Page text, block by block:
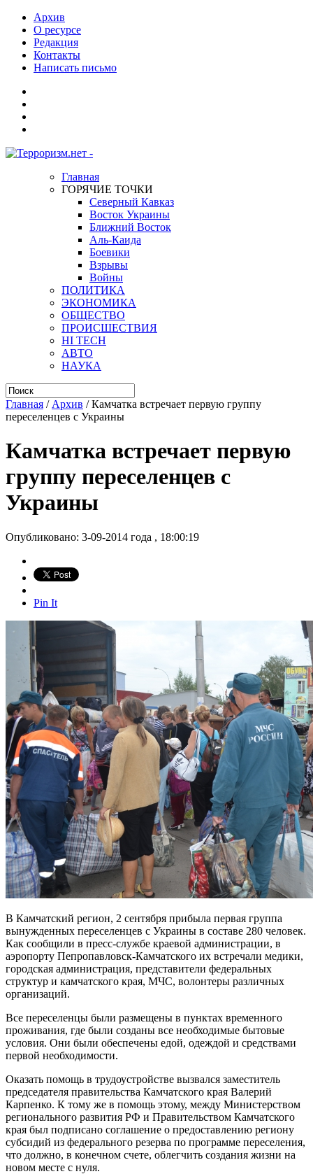
Архив
О ресурсе
Редакция
Контакты
Написать письмо
Главная
ГОРЯЧИЕ ТОЧКИ
Северный Кавказ
Восток Украины
Ближний Восток
Аль-Каида
Боевики
Взрывы
Войны
ПОЛИТИКА
ЭКОНОМИКА
ОБЩЕСТВО
ПРОИСШЕСТВИЯ
HI TECH
АВТО
НАУКА
Главная / Архив /Камчатка встречает первую группу
переселенцев с Украины
Камчатка встречает первую
группу переселенцев с
Украины
Опубликовано: 3-09-2014 года , 18:00:19
Pin It
В Камчатский регион, 2 сентября прибыла первая группа
вынужденных переселенцев с Украины в составе 280 человек.
Как сообщили в пресс-службе краевой администрации, в
аэропорту Пепропавловск-Камчатского их встречали медики,
городская администрация, представители федеральных
структур и камчатского края, МЧС, волонтеры различных
организаций.
Все переселенцы были размещены в пунктах временного
проживания, где были созданы все необходимые бытовые
условия. Они были обеспечены едой, одеждой и средствами
первой необходимости.
Оказать помощь в трудоустройстве вызвался заместитель
председателя правительства Камчатского края Валерий
Карпенко. К тому же в помощь этому, между Министерством
регионального развития РФ и Правительством Камчатского
края был подписано соглашение о предоставлению региону
субсидий из федерального резерва по программе переселения,
что должно, в конечном счете, облегчить создания жизни на
новом месте с нуля.